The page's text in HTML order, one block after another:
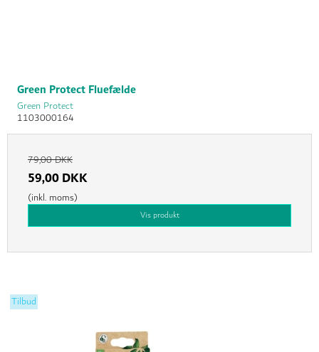
Green Protect Fluefælde
Green Protect
1103000164
79,00 DKK
59,00 DKK
(inkl. moms)
Vis produkt
Tilbud